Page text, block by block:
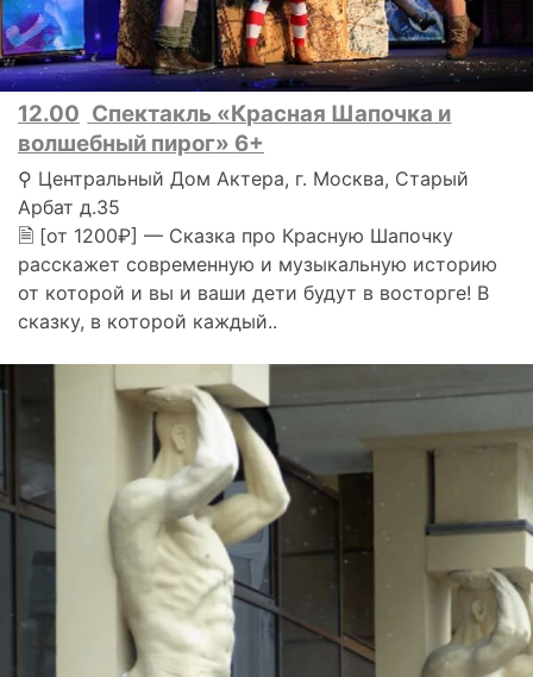
12.00 Спектакль «Красная Шапочка и
волшебный пирог» 6+
⚲ Центральный Дом Актера, г. Москва, Старый
Арбат д.35
🗎 [от 1200₽] — Сказка про Красную Шапочку
расскажет современную и музыкальную историю
от которой и вы и ваши дети будут в восторге! В
сказку, в которой каждый..